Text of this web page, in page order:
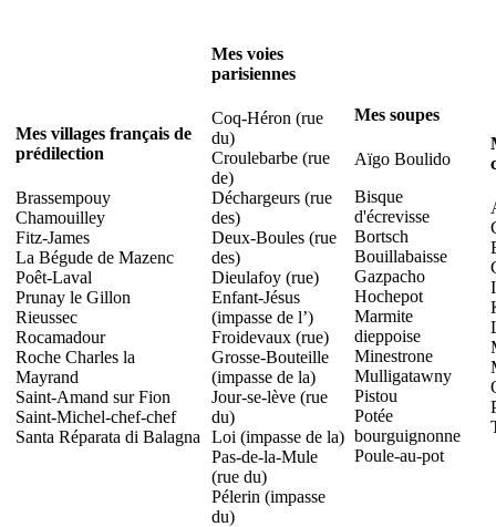
Mes villages français de
prédilection
Brassempouy
Chamouilley
Fitz-James
La Bégude de Mazenc
Poêt-Laval
Prunay le Gillon
Rieussec
Rocamadour
Roche Charles la
Mayrand
Saint-Amand sur Fion
Saint-Michel-chef-chef
Santa Réparata di Balagna
Mes voies
parisiennes
Coq-Héron (rue
du)
Croulebarbe (rue
de)
Déchargeurs (rue
des)
Deux-Boules (rue
des)
Dieulafoy (rue)
Enfant-Jésus
(impasse de l’)
Froidevaux (rue)
Grosse-Bouteille
(impasse de la)
Jour-se-lève (rue
du)
Loi (impasse de la)
Pas-de-la-Mule
(rue du)
Pélerin (impasse
du)
Mes soupes
Aïgo Boulido
Bisque
d'écrevisse
Bortsch
Bouillabaisse
Gazpacho
Hochepot
Marmite
dieppoise
Minestrone
Mulligatawny
Pistou
Potée
bourguignonne
Poule-au-pot